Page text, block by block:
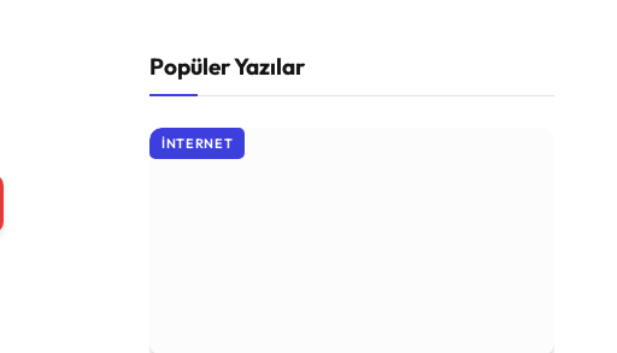
Popüler Yazılar
İNTERNET